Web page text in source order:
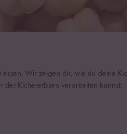
Wir zeigen dir, wie du deine
Kichererbsen verarbeiten kannst.